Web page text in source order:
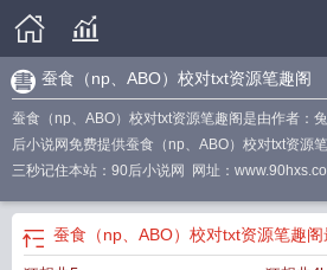
蚕食（np、ABO）校对txt资源笔趣阁
蚕食（np、ABO）校对txt资源笔趣阁是由作者：
后小说网免费提供蚕食（np、ABO）校对txt资源
三秒记住本站：90后小说网 网址：
蚕食（np、ABO）校对txt资源笔趣阁